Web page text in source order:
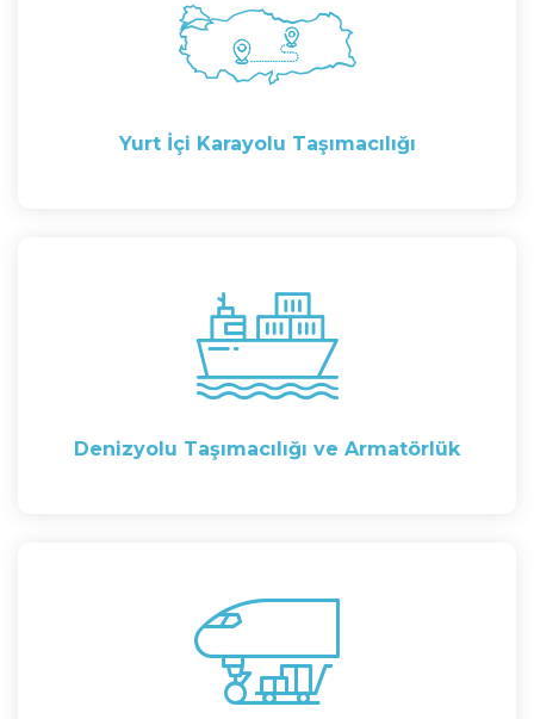
Yurt İçi Karayolu Taşımacılığı
Denizyolu Taşımacılığı ve Armatörlük